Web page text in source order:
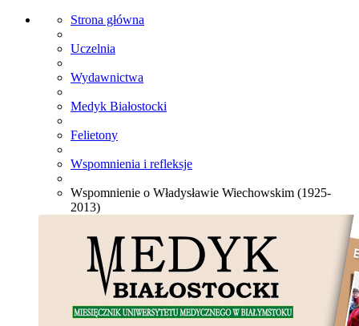
Strona główna
Uczelnia
Wydawnictwa
Medyk Białostocki
Felietony
Wspomnienia i refleksje
Wspomnienie o Władysławie Wiechowskim (1925-
2013)